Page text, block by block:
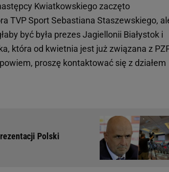
Kwiatkowskiego zaczęto
TVP Sport Sebastiana Staszewskiego,
być była prezes Jagiellonii Białystok i
która od kwietnia jest już związana z
proszę kontaktować się z działem
Polski